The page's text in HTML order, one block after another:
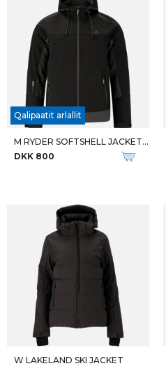
Qalipaatit arlallit
M RYDER SOFTSHELL JACKET W-PRO
DKK 800
W LAKELAND SKI JACKET